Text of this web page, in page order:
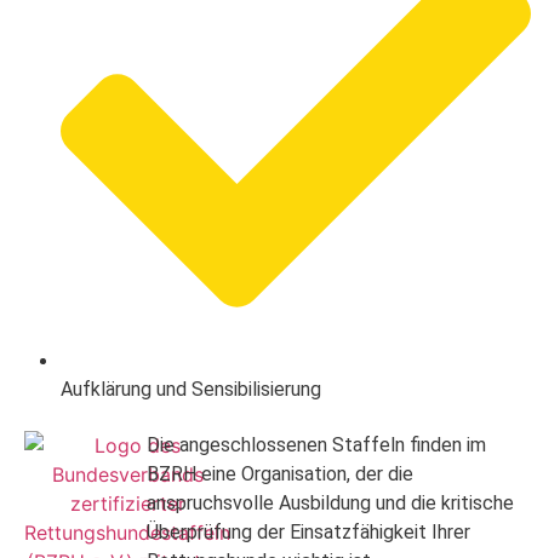
Aufklärung und Sensibilisierung
Die angeschlossenen Staffeln finden im
BZRH eine Organisation, der die
anspruchsvolle Ausbildung und die kritische
Überprüfung der Einsatzfähigkeit Ihrer